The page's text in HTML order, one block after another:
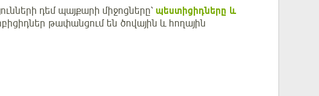
դեմ պայքարի միջոցները՝ պեստիցիդները և
թափանցում են ծովային և հողային